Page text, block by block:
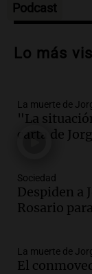
Audio.
Audio.
y cinco
un
Episodios
Audio.
Rosario
Episodios
Podcast
Lo más
La muerte de
"La
carta de
Sociedad
Despiden a
Rosario
La muerte de
El